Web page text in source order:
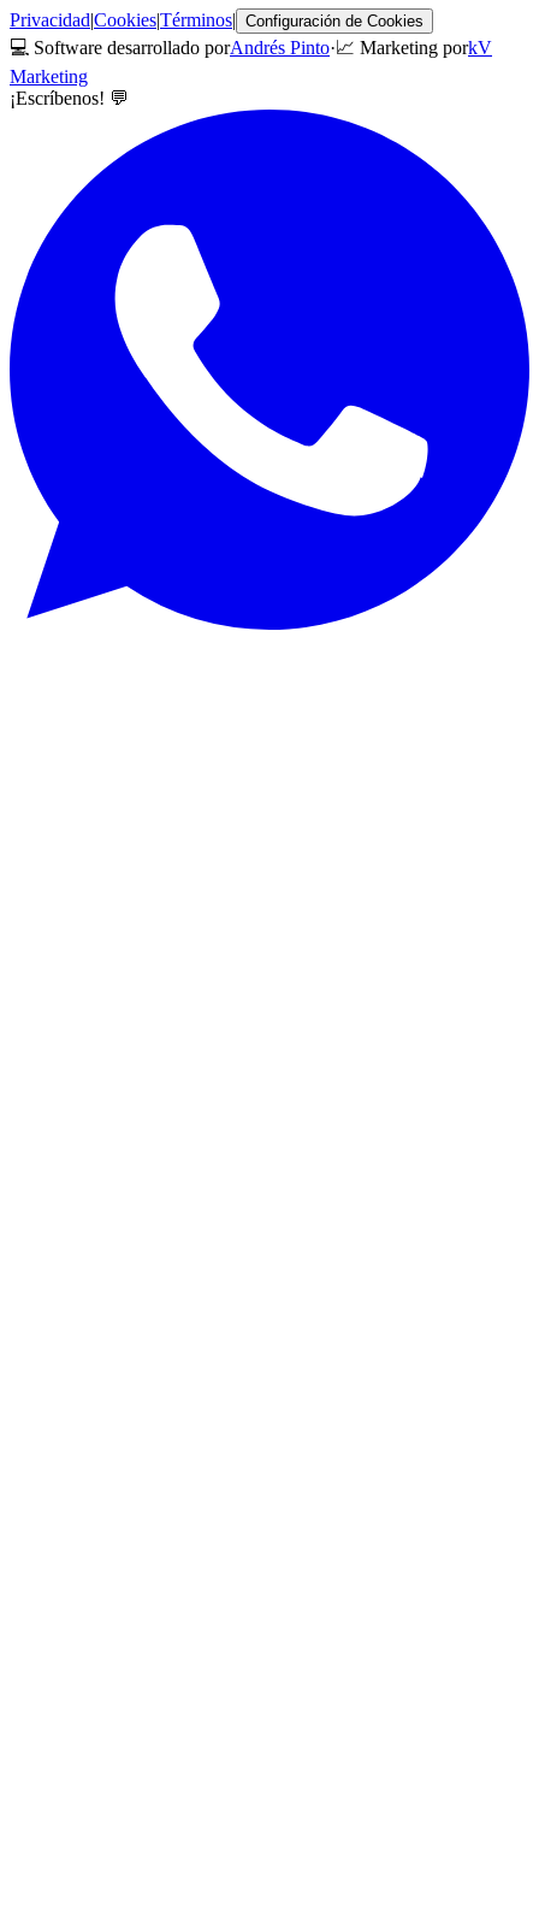
Privacidad|Cookies|Términos| Configuración de Cookies
💻 Software desarrollado porAndrés Pinto·📈 Marketing porkV
Marketing
¡Escríbenos! 💬